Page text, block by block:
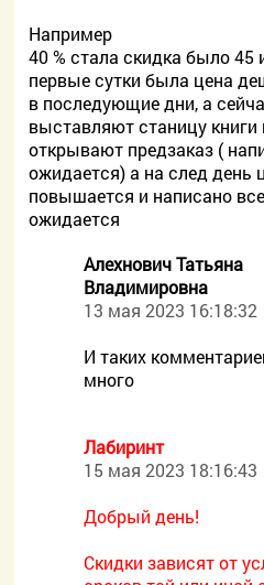
Например
40 % стала скидка было 45
первые сутки была цена
в последующие дни, а
выставляют станицу книги
открывают предзаказ (
ожидается) а на след день
повышается и написано
ожидается
Алехнович Татьяна
Владимировна
13 мая 2023 16:18:32
И таких
много
Лабиринт
15 мая 2023 18:16:43
Добрый день!
Скидки зависят от